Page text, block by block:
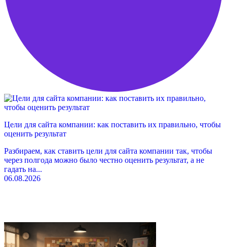
Цели для сайта компании: как поставить их правильно, чтобы
оценить результат
Разбираем, как ставить цели для сайта компании так, чтобы
через полгода можно было честно оценить результат, а не
гадать на...
06.08.2026